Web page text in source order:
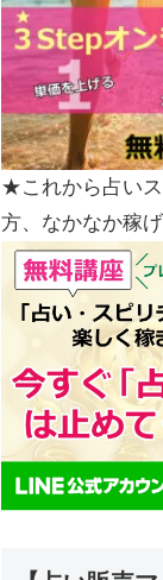
★これから占い
方、なかなか稼